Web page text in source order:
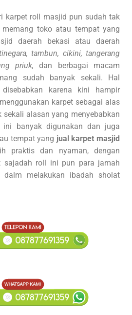
karpet roll masjid pun sudah tak
toko atau tempat yang
daerah bekasi atau daerah
tambun, cikini, tangerang
priuk, dan berbagai macam
sudah banyak sekali. Hal
karena kini hampir
karpet sebagai alas
sekali alasan yang menyebabkan
ini banyak digunakan dan juga
tempat yang jual karpet masjid
praktis dan nyaman, dengan
sajadah roll ini pun para jamah
melakukan ibadah sholat